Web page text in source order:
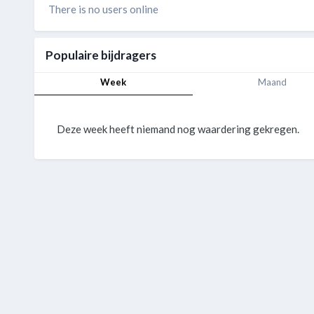
There is no users online
Populaire bijdragers
Week Maand
Deze week heeft niemand nog waardering gekregen.